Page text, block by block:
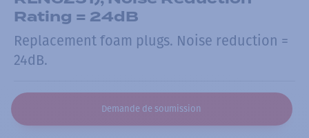
Rating = 24dB
Replacement foam plugs. Noise reduction =
24dB.
Demande de soumission